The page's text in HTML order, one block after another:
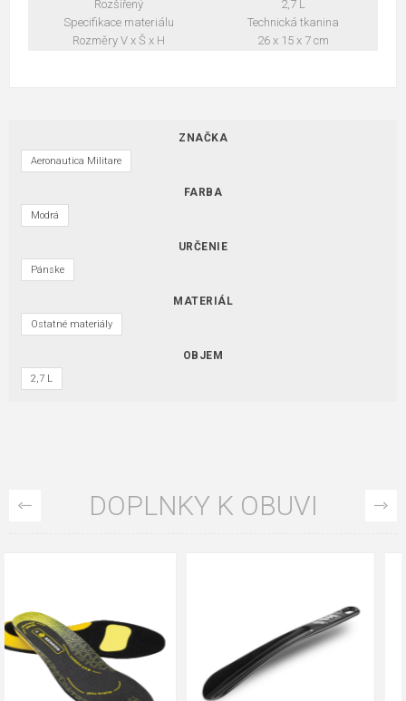
Rozšířený
2,7 L
Specifikace materiálu
Technická tkanina
Rozměry V x Š x H
26 x 15 x 7 cm
ZNAČKA
Aeronautica Militare
FARBA
Modrá
URČENIE
Pánske
MATERIÁL
Ostatné materiály
OBJEM
2,7 L
DOPLNKY K OBUVI